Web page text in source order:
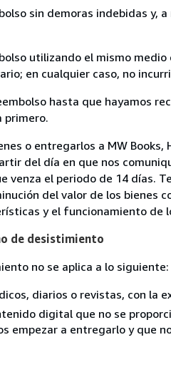
sin demoras indebidas y,
utilizando el mismo
en cualquier caso, no
hasta que hayamos
primero.
o entregarlos a MW
del día en que nos
venza el periodo de 14 días.
del valor de los bienes
y el funcionamiento de
de desistimiento
no se aplica a lo siguiente:
diarios o revistas, con la
digital que no se
empezar a entregarlo y que